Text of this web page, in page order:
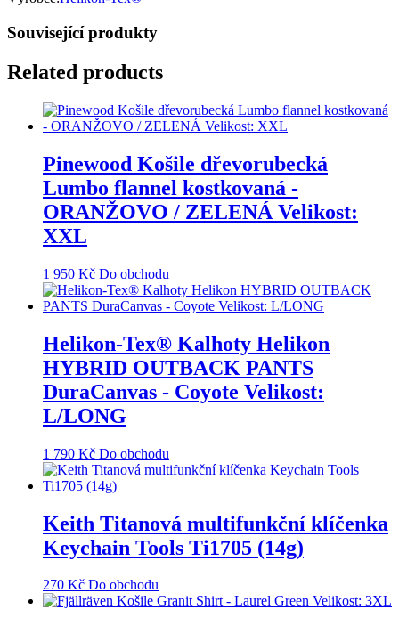
Související produkty
Related products
Pinewood Košile dřevorubecká
Lumbo flannel kostkovaná -
ORANŽOVO / ZELENÁ Velikost:
XXL
1 950 Kč Do obchodu
Helikon-Tex® Kalhoty Helikon
HYBRID OUTBACK PANTS
DuraCanvas - Coyote Velikost:
L/LONG
1 790 Kč Do obchodu
Keith Titanová multifunkční klíčenka
Keychain Tools Ti1705 (14g)
270 Kč Do obchodu